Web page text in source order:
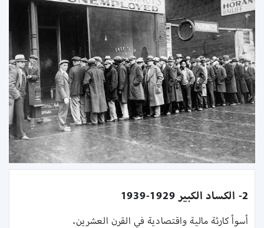
2- الكساد الكبير 1929-1939
أسوأ كارثة مالية واقتصادية في القرن العشرين.